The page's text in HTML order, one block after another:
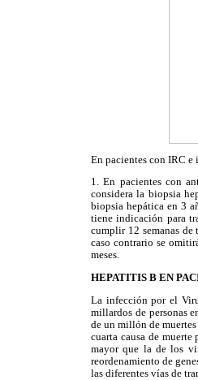
En pacientes con IRC e
1. En pacientes con
considera la biopsia
biopsia hepática en 3
tiene indicación para
cumplir 12 semanas
caso contrario se
meses.
HEPATITIS B EN
La infección por el
millardos de personas
de un millón de
cuarta causa de
mayor que la de los
reordenamiento de
las diferentes vías de